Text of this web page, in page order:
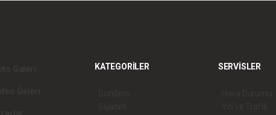
KATEGORİLER SERVİSLER